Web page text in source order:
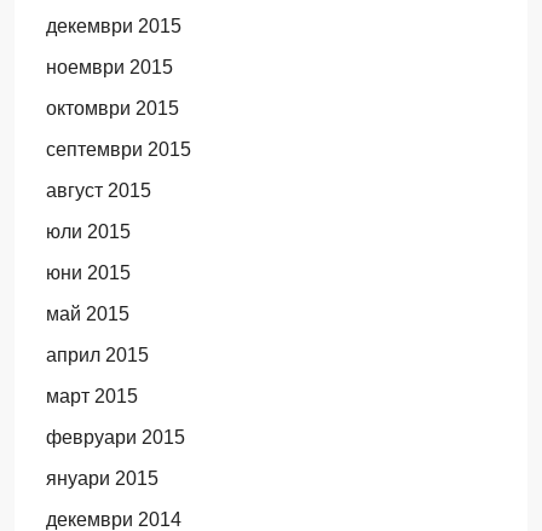
декември 2015
ноември 2015
октомври 2015
септември 2015
август 2015
юли 2015
юни 2015
май 2015
април 2015
март 2015
февруари 2015
януари 2015
декември 2014